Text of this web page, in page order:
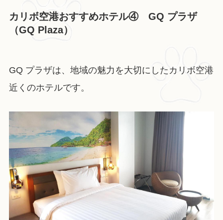
カリボ空港おすすめホテル④ GQ プラザ
（GQ Plaza）
GQ プラザは、地域の魅力を大切にしたカリボ空港
近くのホテルです。